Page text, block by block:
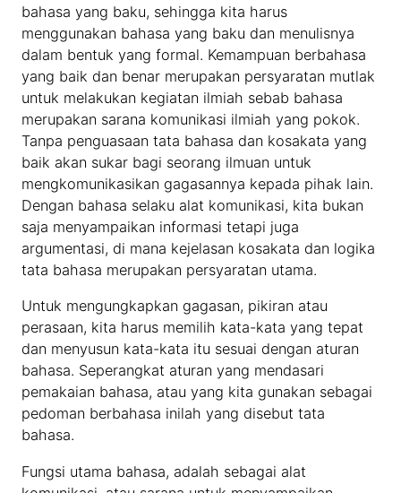
bahasa yang baku, sehingga kita harus
menggunakan bahasa yang baku dan menulisnya
dalam bentuk yang formal. Kemampuan berbahasa
yang baik dan benar merupakan persyaratan mutlak
untuk melakukan kegiatan ilmiah sebab bahasa
merupakan sarana komunikasi ilmiah yang pokok.
Tanpa penguasaan tata bahasa dan kosakata yang
baik akan sukar bagi seorang ilmuan untuk
mengkomunikasikan gagasannya kepada pihak lain.
Dengan bahasa selaku alat komunikasi, kita bukan
saja menyampaikan informasi tetapi juga
argumentasi, di mana kejelasan kosakata dan logika
tata bahasa merupakan persyaratan utama.
Untuk mengungkapkan gagasan, pikiran atau
perasaan, kita harus memilih kata-kata yang tepat
dan menyusun kata-kata itu sesuai dengan aturan
bahasa. Seperangkat aturan yang mendasari
pemakaian bahasa, atau yang kita gunakan sebagai
pedoman berbahasa inilah yang disebut tata
bahasa.
Fungsi utama bahasa, adalah sebagai alat